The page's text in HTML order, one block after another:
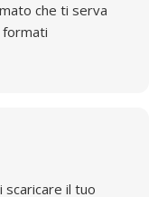
che ti serva
formati
scaricare il tuo